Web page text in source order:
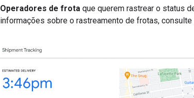
Operadores de frota que querem rastrear o status
informações sobre o rastreamento de frotas, consulte